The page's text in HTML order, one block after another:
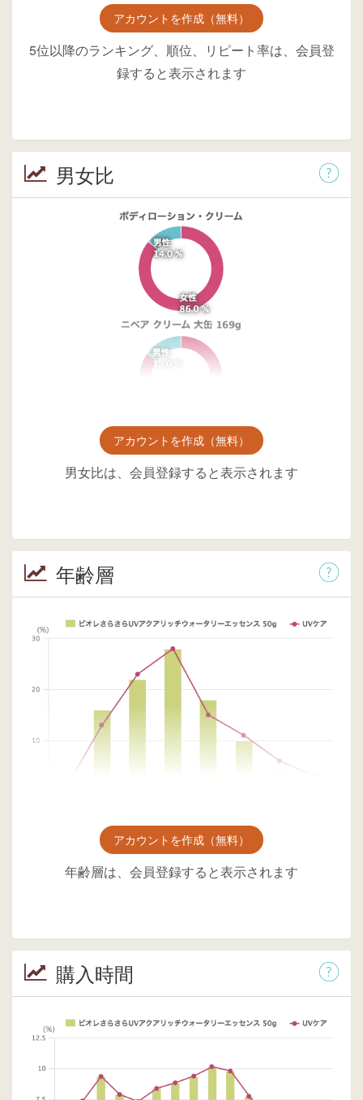
アカウントを作成（無料）
5位以降のランキング、順位、リピート率は、会員登
録すると表示されます
男女比
アカウントを作成（無料）
男女比は、会員登録すると表示されます
年齢層
アカウントを作成（無料）
年齢層は、会員登録すると表示されます
購入時間